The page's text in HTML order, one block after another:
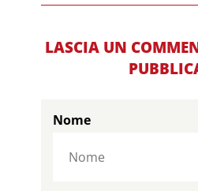
LASCIA UN
Nome